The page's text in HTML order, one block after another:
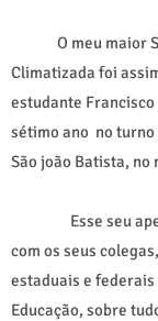
O meu maior
Climatizada foi
estudante
sétimo ano no
São joão Batista, no
Esse seu apelo
com os seus
estaduais e federais
Educação, sobre